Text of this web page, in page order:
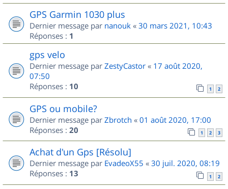
GPS Garmin 1030 plus
Dernier message par nanouk « 30 mars 2021, 10:43
Réponses : 1
gps velo
Dernier message par ZestyCastor « 17 août 2020,
07:50
Réponses : 10 1 2
GPS ou mobile?
Dernier message par Zbrotch « 01 août 2020, 17:00
Réponses : 20 1 2 3
Achat d'un Gps [Résolu]
Dernier message par EvadeoX55 « 30 juil. 2020, 08:19
Réponses : 13 1 2